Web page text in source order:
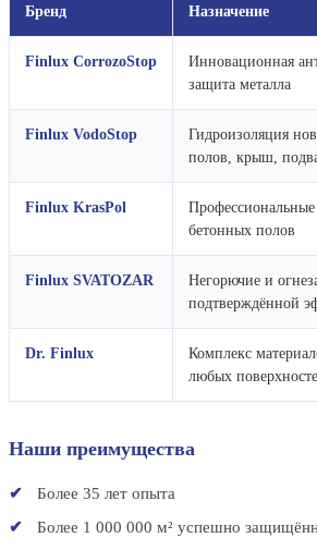
Бренд Назначение
Finlux CorrozoStop
Инновационная
защита металла
Finlux VodoStop
Гидроизоляция
полов, крыш,
Finlux KrasPol
бетонных полов
Finlux SVATOZAR
Негорючие и
подтверждённой
Dr. Finlux
Комплекс
любых
Наши преимущества
Более 35 лет опыта
Более 1 000 000 м² успешно